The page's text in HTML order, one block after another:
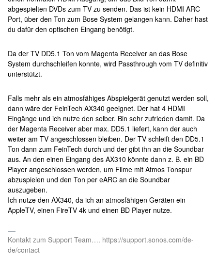
abgespielten DVDs zum TV zu senden. Das ist kein HDMI ARC
Port, über den Ton zum Bose System gelangen kann. Daher hast
du dafür den optischen Eingang benötigt.
Da der TV DD5.1 Ton vom Magenta Receiver an das Bose
System durchschleifen konnte, wird Passthrough vom TV definitiv
unterstützt.
Falls mehr als ein atmosfähiges Abspielgerät genutzt werden soll,
dann wäre der FeinTech AX340 geeignet. Der hat 4 HDMI
Eingänge und ich nutze den selber. Bin sehr zufrieden damit. Da
der Magenta Receiver aber max. DD5.1 liefert, kann der auch
weiter am TV angeschlossen bleiben. Der TV schleift den DD5.1
Ton dann zum FeinTech durch und der gibt ihn an die Soundbar
aus. An den einen Eingang des AX310 könnte dann z. B. ein BD
Player angeschlossen werden, um Filme mit Atmos Tonspur
abzuspielen und den Ton per eARC an die Soundbar
auszugeben.
Ich nutze den AX340, da ich an atmosfähigen Geräten ein
AppleTV, einen FireTV 4k und einen BD Player nutze.
Kontakt zum Support Team…. https://support.sonos.com/de-
de/contact